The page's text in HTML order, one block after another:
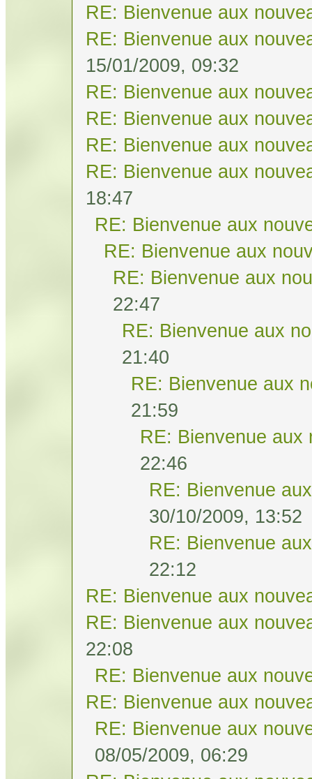
RE: Bienvenue aux
RE: Bienvenue aux
15/01/2009, 09:32
RE: Bienvenue aux
RE: Bienvenue aux
RE: Bienvenue aux
RE: Bienvenue aux
18:47
RE: Bienvenue aux
RE: Bienvenue aux
RE: Bienvenue aux
22:47
RE: Bienvenue aux
21:40
RE: Bienvenue aux
21:59
RE: Bienvenue aux
22:46
RE: Bienvenue
30/10/2009, 13:52
RE: Bienvenue
22:12
RE: Bienvenue aux
RE: Bienvenue aux
22:08
RE: Bienvenue aux
RE: Bienvenue aux
RE: Bienvenue aux
08/05/2009, 06:29